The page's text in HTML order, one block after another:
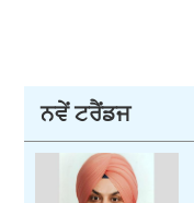
ਨਵੇਂ ਟਰੈਂਡਜ